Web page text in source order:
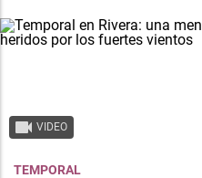
VIDEO
TEMPORAL